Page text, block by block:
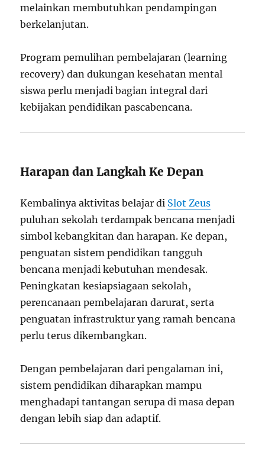
melainkan membutuhkan pendampingan
berkelanjutan.
Program pemulihan pembelajaran (learning
recovery) dan dukungan kesehatan mental
siswa perlu menjadi bagian integral dari
kebijakan pendidikan pascabencana.
Harapan dan Langkah Ke Depan
Kembalinya aktivitas belajar di Slot Zeus
puluhan sekolah terdampak bencana menjadi
simbol kebangkitan dan harapan. Ke depan,
penguatan sistem pendidikan tangguh
bencana menjadi kebutuhan mendesak.
Peningkatan kesiapsiagaan sekolah,
perencanaan pembelajaran darurat, serta
penguatan infrastruktur yang ramah bencana
perlu terus dikembangkan.
Dengan pembelajaran dari pengalaman ini,
sistem pendidikan diharapkan mampu
menghadapi tantangan serupa di masa depan
dengan lebih siap dan adaptif.